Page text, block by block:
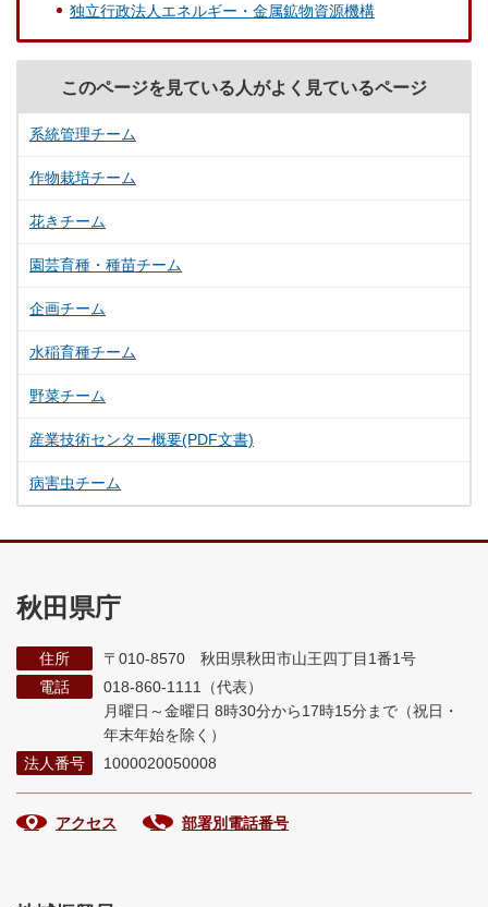
独立行政法人エネルギー・金属鉱物資源機構
このページを見ている人がよく見ているページ
系統管理チーム
作物栽培チーム
花きチーム
園芸育種・種苗チーム
企画チーム
水稲育種チーム
野菜チーム
産業技術センター概要(PDF文書)
病害虫チーム
秋田県庁
住所
〒010-8570 秋田県秋田市山王四丁目1番1号
電話
018-860-1111（代表）
月曜日～金曜日 8時30分から17時15分まで （祝日・
年末年始を除く）
法人番号
1000020050008
アクセス 部署別電話番号